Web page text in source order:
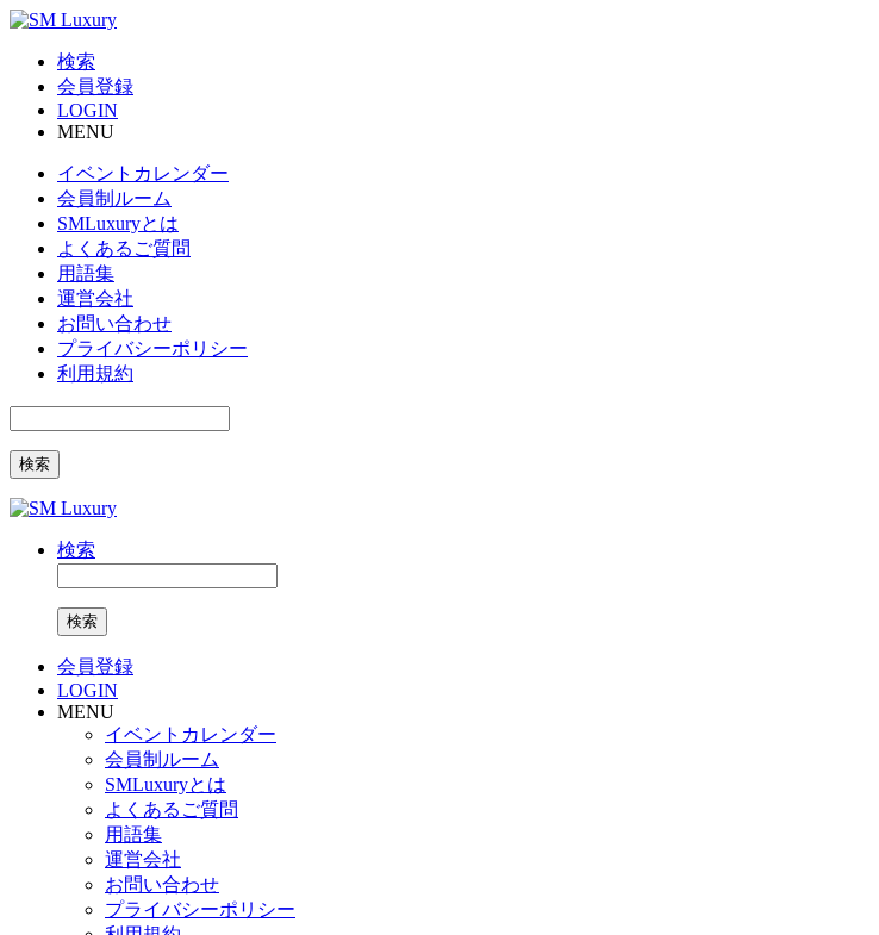
検索
会員登録
LOGIN
MENU
イベントカレンダー
会員制ルーム
SMLuxuryとは
よくあるご質問
用語集
運営会社
お問い合わせ
プライバシーポリシー
利用規約
検索
検索
検索
会員登録
LOGIN
MENU
イベントカレンダー
会員制ルーム
SMLuxuryとは
よくあるご質問
用語集
運営会社
お問い合わせ
プライバシーポリシー